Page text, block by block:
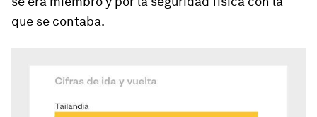
que se contaba.